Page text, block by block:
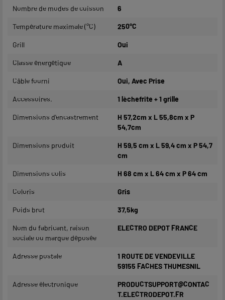
Nombre de modes de cuisson 6
Température maximale (°C) 250°C
Grill Oui
Classe énergétique A
Câble fourni Oui, Avec Prise
Accessoires. 1 lèchefrite + 1 grille
Dimensions d'encastrement
H 57,2cm x L 55,8cm x P
54,7cm
Dimensions produit
H 59,5 cm x L 59,4 cm x P 54,7
cm
Dimensions colis H 68 cm x L 64 cm x P 64 cm
Coloris Gris
Poids brut 37,5kg
Nom du fabricant, raison
sociale ou marque déposée
ELECTRO DEPOT FRANCE
Adresse postale
1 ROUTE DE VENDEVILLE
59155 FACHES THUMESNIL
Adresse électronique
PRODUCTSUPPORT@CONTAC
T.ELECTRODEPOT.FR